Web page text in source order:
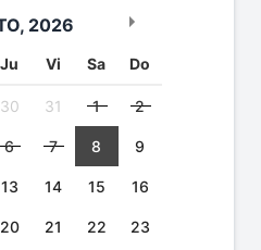
, 2026
Ju Vi Sa Do
30 31 1 2
6 7 8 9
13 14 15 16
20 21 22 23